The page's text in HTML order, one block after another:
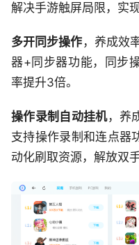
解决手游触屏局限，实
多开同步操作 ，养成效
器+同步器功能，同步
率提升3倍。
操作录制自动挂机，养
支持操作录制和连点器
动化刷取资源，解放双手